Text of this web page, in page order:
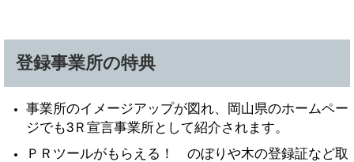
登録事業所の特典
事業所のイメージアップが図れ、岡山県のホームペー
ジでも3Ｒ宣言事業所として紹介されます。
ＰＲツールがもらえる！ のぼりや木の登録証など取